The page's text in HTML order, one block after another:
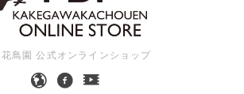
鳥園 公式オンラインショップ